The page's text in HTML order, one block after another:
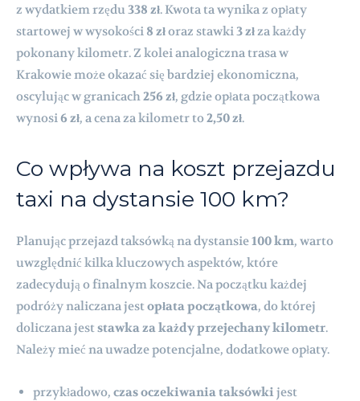
z wydatkiem rzędu338 zł. Kwota ta wynika z opłaty
startowej w wysokości 8 złoraz stawki3 złza każdy
pokonany kilometr. Z kolei analogiczna trasa w
Krakowie może okazać się bardziej ekonomiczna,
oscylując w granicach256 zł, gdzie opłata początkowa
wynosi6 zł, a cena za kilometr to2,50 zł.
Co wpływa na koszt przejazdu
taxi na dystansie 100 km?
Planując przejazd taksówką na dystansie100 km, warto
uwzględnić kilka kluczowych aspektów, które
zadecydują o finalnym koszcie. Na początku każdej
podróży naliczana jestopłata początkowa, do której
doliczana jeststawka za każdy przejechany kilometr.
Należy mieć na uwadze potencjalne, dodatkowe opłaty.
przykładowo, czas oczekiwania taksówkijest